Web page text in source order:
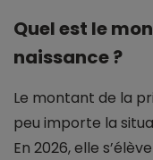
Quel est le
naissance ?
Le montant de la
peu importe la
En 2026, elle